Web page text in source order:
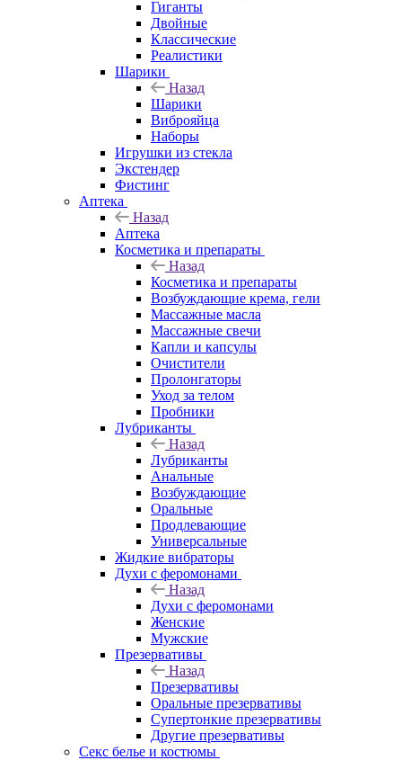
Гиганты
Двойные
Классические
Реалистики
Шарики
Назад
Шарики
Виброяйца
Наборы
Игрушки из стекла
Экстендер
Фистинг
Аптека
Назад
Аптека
Косметика и препараты
Назад
Косметика и препараты
Возбуждающие крема, гели
Массажные масла
Массажные свечи
Капли и капсулы
Очистители
Пролонгаторы
Уход за телом
Пробники
Лубриканты
Назад
Лубриканты
Анальные
Возбуждающие
Оральные
Продлевающие
Универсальные
Жидкие вибраторы
Духи с феромонами
Назад
Духи с феромонами
Женские
Мужские
Презервативы
Назад
Презервативы
Оральные презервативы
Супертонкие презервативы
Другие презервативы
Секс белье и костюмы